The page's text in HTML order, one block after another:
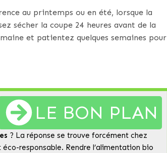
au printemps ou en été, lorsque la
sécher la coupe 24 heures avant de la
et patientez quelques semaines pour
LE BON PLAN
? La réponse se trouve forcément chez
responsable. Rendre l’alimentation bio